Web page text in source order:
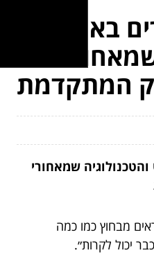
באינטרנט
המתקדמת
שמאחורי
מבחוץ כמו כמה
יכול לקרות״.